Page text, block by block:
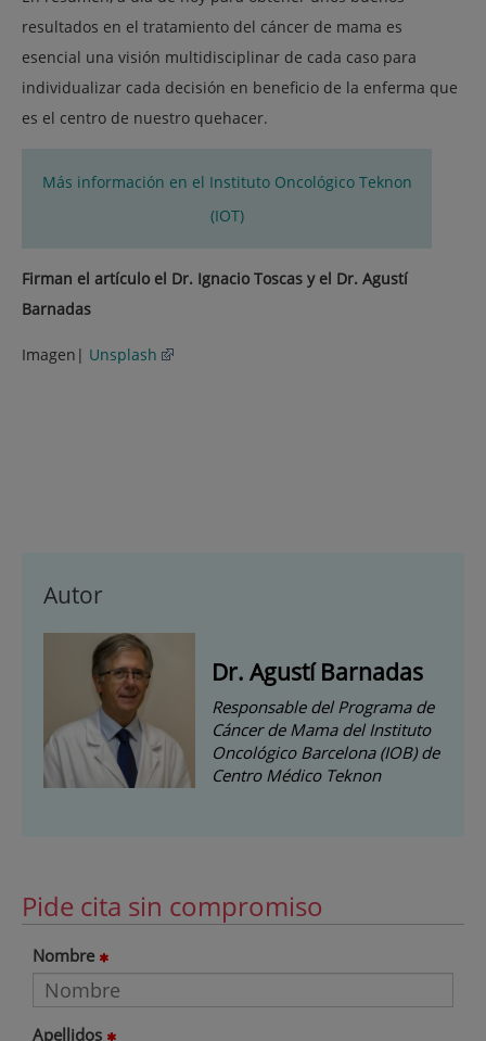
resultados en el tratamiento del cáncer de mama es
esencial una visión multidisciplinar de cada caso para
individualizar cada decisión en beneficio de la enferma que
es el centro de nuestro quehacer.
Más información en el Instituto Oncológico Teknon
(IOT)
Firman el artículo el Dr. Ignacio Toscas y el Dr. Agustí
Barnadas
Imagen| Unsplash
Autor
Dr. Agustí Barnadas
Responsable del Programa de
Cáncer de Mama del Instituto
Oncológico Barcelona (IOB) de
Centro Médico Teknon
Pide cita sin compromiso
Nombre
Apellidos